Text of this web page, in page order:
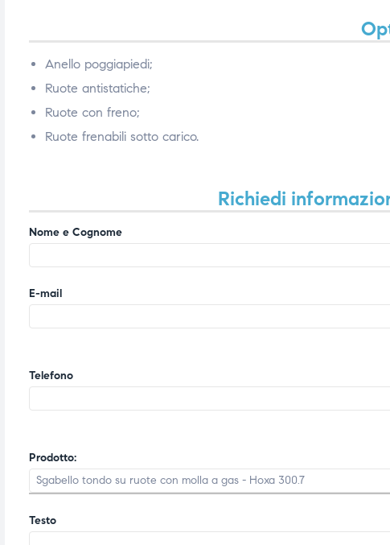
Anello poggiapiedi;
Ruote antistatiche;
Ruote con freno;
Ruote frenabili sotto carico.
Richiedi
Nome e Cognome
E-mail
Telefono
Prodotto:
Testo